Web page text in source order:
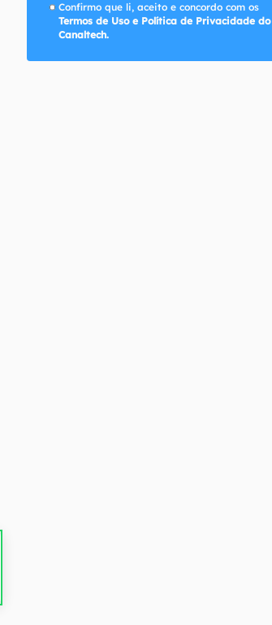
Confirmo que li, aceito e concordo com os
Termos de Uso e Política de Privacidade do
Canaltech.